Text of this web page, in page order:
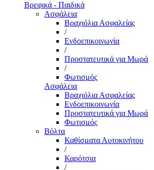
Βρεφικά - Παιδικά
Ασφάλεια
Βραχιόλια Ασφαλείας
/
Ενδοεπικοινωνία
/
Προστατευτικά για Μωρά
/
Φωτισμός
Ασφάλεια
Βραχιόλια Ασφαλείας
Ενδοεπικοινωνία
Προστατευτικά για Μωρά
Φωτισμός
Βόλτα
Καθίσματα Αυτοκινήτου
/
Καρότσια
/